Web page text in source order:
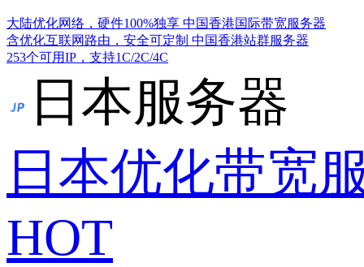
大陆优化网络，硬件100%独享 中国香港国际带宽服务器
含优化互联网路由，安全可定制 中国香港站群服务器
253个可用IP，支持1C/2C/4C
日本服务器
日本优化带宽
HOT